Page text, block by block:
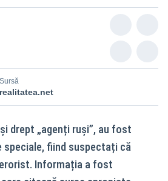
Sursă
realitatea.net
drept „agenți ruși”, au fost
fiind suspectați că
Informația a fost